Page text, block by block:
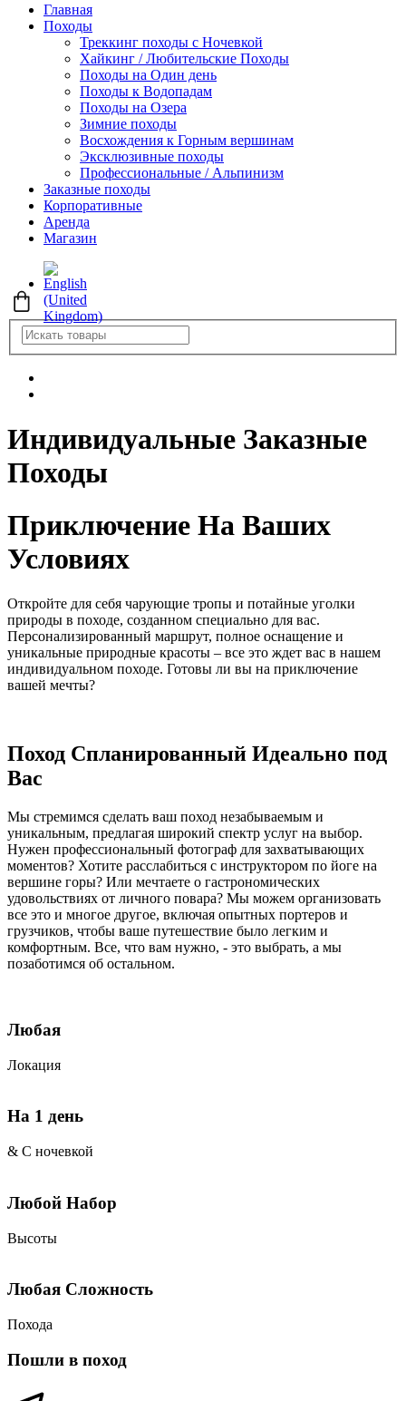
Главная
Походы
Треккинг походы с Ночевкой
Хайкинг / Любительские Походы
Походы на Один день
Походы к Водопадам
Походы на Озера
Зимние походы
Восхождения к Горным вершинам
Эксклюзивные походы
Профессиональные / Альпинизм
Заказные походы
Корпоративные
Аренда
Магазин
Индивидуальные Заказные
Походы
Приключение На Ваших
Условиях
Откройте для себя чарующие тропы и потайные уголки
природы в походе, созданном специально для вас.
Персонализированный маршрут, полное оснащение и
уникальные природные красоты – все это ждет вас в нашем
индивидуальном походе. Готовы ли вы на приключение
вашей мечты?
Поход Спланированный Идеально под
Вас
Мы стремимся сделать ваш поход незабываемым и
уникальным, предлагая широкий спектр услуг на выбор.
Нужен профессиональный фотограф для захватывающих
моментов? Хотите расслабиться с инструктором по йоге на
вершине горы? Или мечтаете о гастрономических
удовольствиях от личного повара? Мы можем организовать
все это и многое другое, включая опытных портеров и
грузчиков, чтобы ваше путешествие было легким и
комфортным. Все, что вам нужно, - это выбрать, а мы
позаботимся об остальном.
Любая
Локация
На 1 день
& С ночевкой
Любой Набор
Высоты
Любая Сложность
Похода
Пошли в поход